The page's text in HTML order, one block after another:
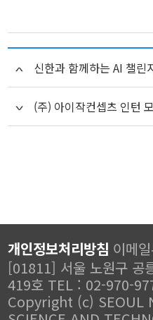
신한과 함께하는 AI 챌린
(주) 아이작컨셉츠 인턴
개인정보처리방침 이메
[01811] 서울 노원구 공
419호 TEL : 02-970-
Copyright (c) SEOUL